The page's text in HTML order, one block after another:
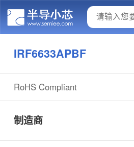
IRF6633APBF
RoHS Compliant
制造商